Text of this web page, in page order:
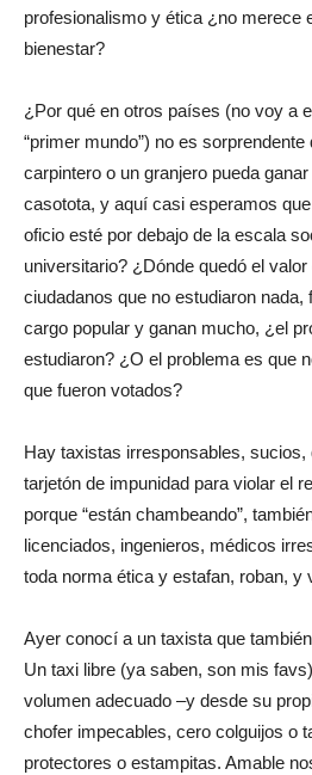
profesionalismo y ética ¿no merece
bienestar?
¿Por qué en otros países (no voy a
“primer mundo”) no es sorprendente
carpintero o un granjero pueda
casotota, y aquí casi esperamos
oficio esté por debajo de la escala
universitario? ¿Dónde quedó el
ciudadanos que no estudiaron nada,
cargo popular y ganan mucho, ¿el
estudiaron? ¿O el problema es que
que fueron votados?
Hay taxistas irresponsables, sucios,
tarjetón de impunidad para violar el
porque “están chambeando”,
licenciados, ingenieros, médicos
toda norma ética y estafan, roban, y
Ayer conocí a un taxista que
Un taxi libre (ya saben, son mis
volumen adecuado –y desde su
chofer impecables, cero colguijos o
protectores o estampitas. Amable